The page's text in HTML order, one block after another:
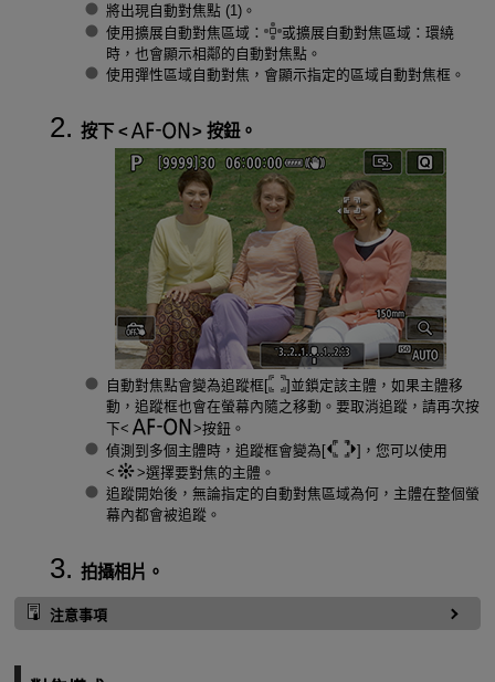
將出現自動對焦點 (1)。
使用擴展自動對焦區域：
或擴展自動對焦區域：環繞
時，也會顯示相鄰的自動對焦點。
使用彈性區域自動對焦，會顯示指定的區域自動對焦框。
按下 按鈕。
自動對焦點會變為追蹤框[
]並鎖定該主體，如果主體移
動，追蹤框也會在螢幕內隨之移動。要取消追蹤，請再次按
下
按鈕。
偵測到多個主體時，追蹤框會變為[
]，您可以使用
選擇要對焦的主體。
追蹤開始後，無論指定的自動對焦區域為何，主體在整個螢
幕內都會被追蹤。
拍攝相片。
注意事項